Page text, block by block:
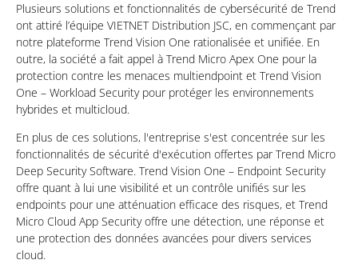
Plusieurs solutions et fonctionnalités de cybersécurité de Trend
ont attiré l’équipe VIETNET Distribution JSC, en commençant par
notre plateforme Trend Vision One rationalisée et unifiée. En
outre, la société a fait appel à Trend Micro Apex One pour la
protection contre les menaces multiendpoint et Trend Vision
One – Workload Security pour protéger les environnements
hybrides et multicloud.
En plus de ces solutions, l'entreprise s'est concentrée sur les
fonctionnalités de sécurité d'exécution offertes par Trend Micro
Deep Security Software. Trend Vision One – Endpoint Security
offre quant à lui une visibilité et un contrôle unifiés sur les
endpoints pour une atténuation efficace des risques, et Trend
Micro Cloud App Security offre une détection, une réponse et
une protection des données avancées pour divers services
cloud.